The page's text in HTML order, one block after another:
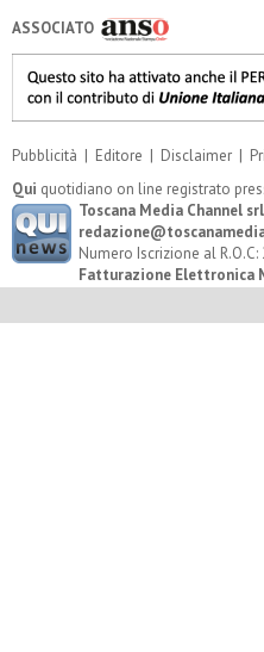
ASSOCIATO
Pubblicità | Editore | Disclaimer |
Qui quotidiano on line registrato
Toscana Media Channel srl
Numero Iscrizione al R.O.C:
Fatturazione Elettronica